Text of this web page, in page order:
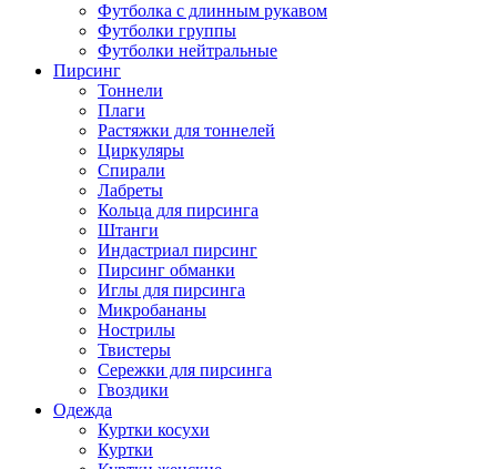
Футболка с длинным рукавом
Футболки группы
Футболки нейтральные
Пирсинг
Тоннели
Плаги
Растяжки для тоннелей
Циркуляры
Спирали
Лабреты
Кольца для пирсинга
Штанги
Индастриал пирсинг
Пирсинг обманки
Иглы для пирсинга
Микробананы
Нострилы
Твистеры
Сережки для пирсинга
Гвоздики
Одежда
Куртки косухи
Куртки